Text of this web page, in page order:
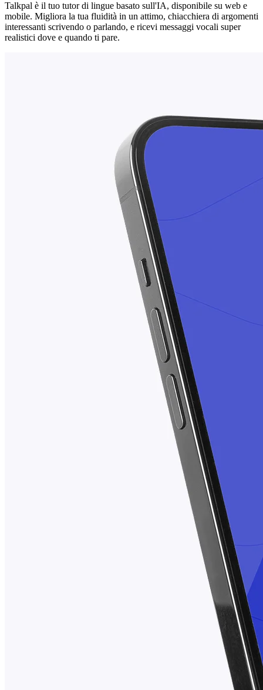
Talkpal è il tuo tutor di lingue basato sull'IA, disponibile su web e
mobile. Migliora la tua fluidità in un attimo, chiacchiera di argomenti
interessanti scrivendo o parlando, e ricevi messaggi vocali super
realistici dove e quando ti pare.